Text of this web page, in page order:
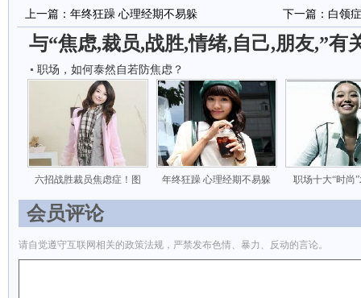
上一篇： 年终狂躁 心理经期不易躲 下一篇： 白领
与“焦虑,裁员,战胜,情绪,自己,朋友,”有
职场，如何泰然自若防焦虑？
六招战胜裁员焦虑症！图 年终狂躁 心理经期不易躲 职场十大“时尚
会员评论
请自觉遵守互联网相关的政策法规，严禁发布色情、暴力、反动的言论。